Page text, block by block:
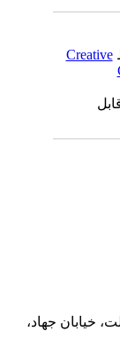
خیابان جهاد،